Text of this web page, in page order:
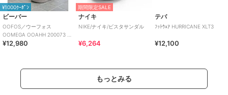
¥1000ｸｰﾎﾟﾝ
ビーバー
OOFOS／ウーフォス
OOMEGA OOAHH 200073 リ
カバリーサンダル 厚底
¥12,980
期間限定SALE
ナイキ
NIKE/ナイキ/ビスタサンダル
¥6,264
テバ
ﾌｯﾄｳｪｱ HURRICANE XLT3
¥12,100
もっとみる